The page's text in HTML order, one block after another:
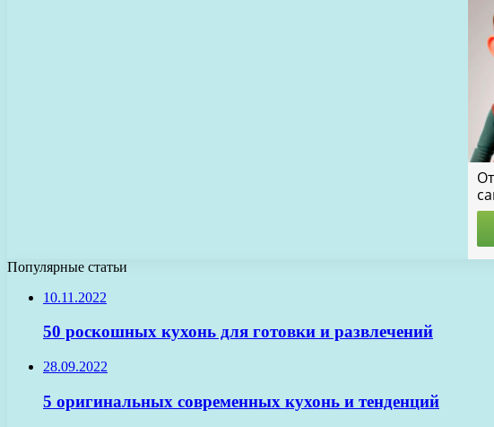
Популярные статьи
10.11.2022
50 роскошных кухонь для готовки и развлечений
28.09.2022
5 оригинальных современных кухонь и тенденций